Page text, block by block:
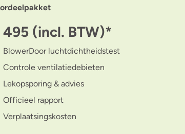
(incl. BTW)*
BlowerDoor luchtdichtheidstest
Controle ventilatiedebieten
Lekopsporing & advies
Officieel rapport
Verplaatsingskosten